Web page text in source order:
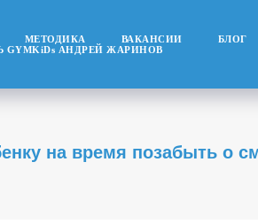
МЕТОДИКА ВАКАНСИИ
БЛОГ
GYMKiDs АНДРЕЙ ЖАРИНОВ
на время позабыть о